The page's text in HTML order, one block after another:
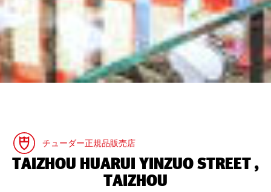
チューダー正規品販売店
‭TAIZHOU HUARUI YINZUO STREET ,
TAIZHOU‬